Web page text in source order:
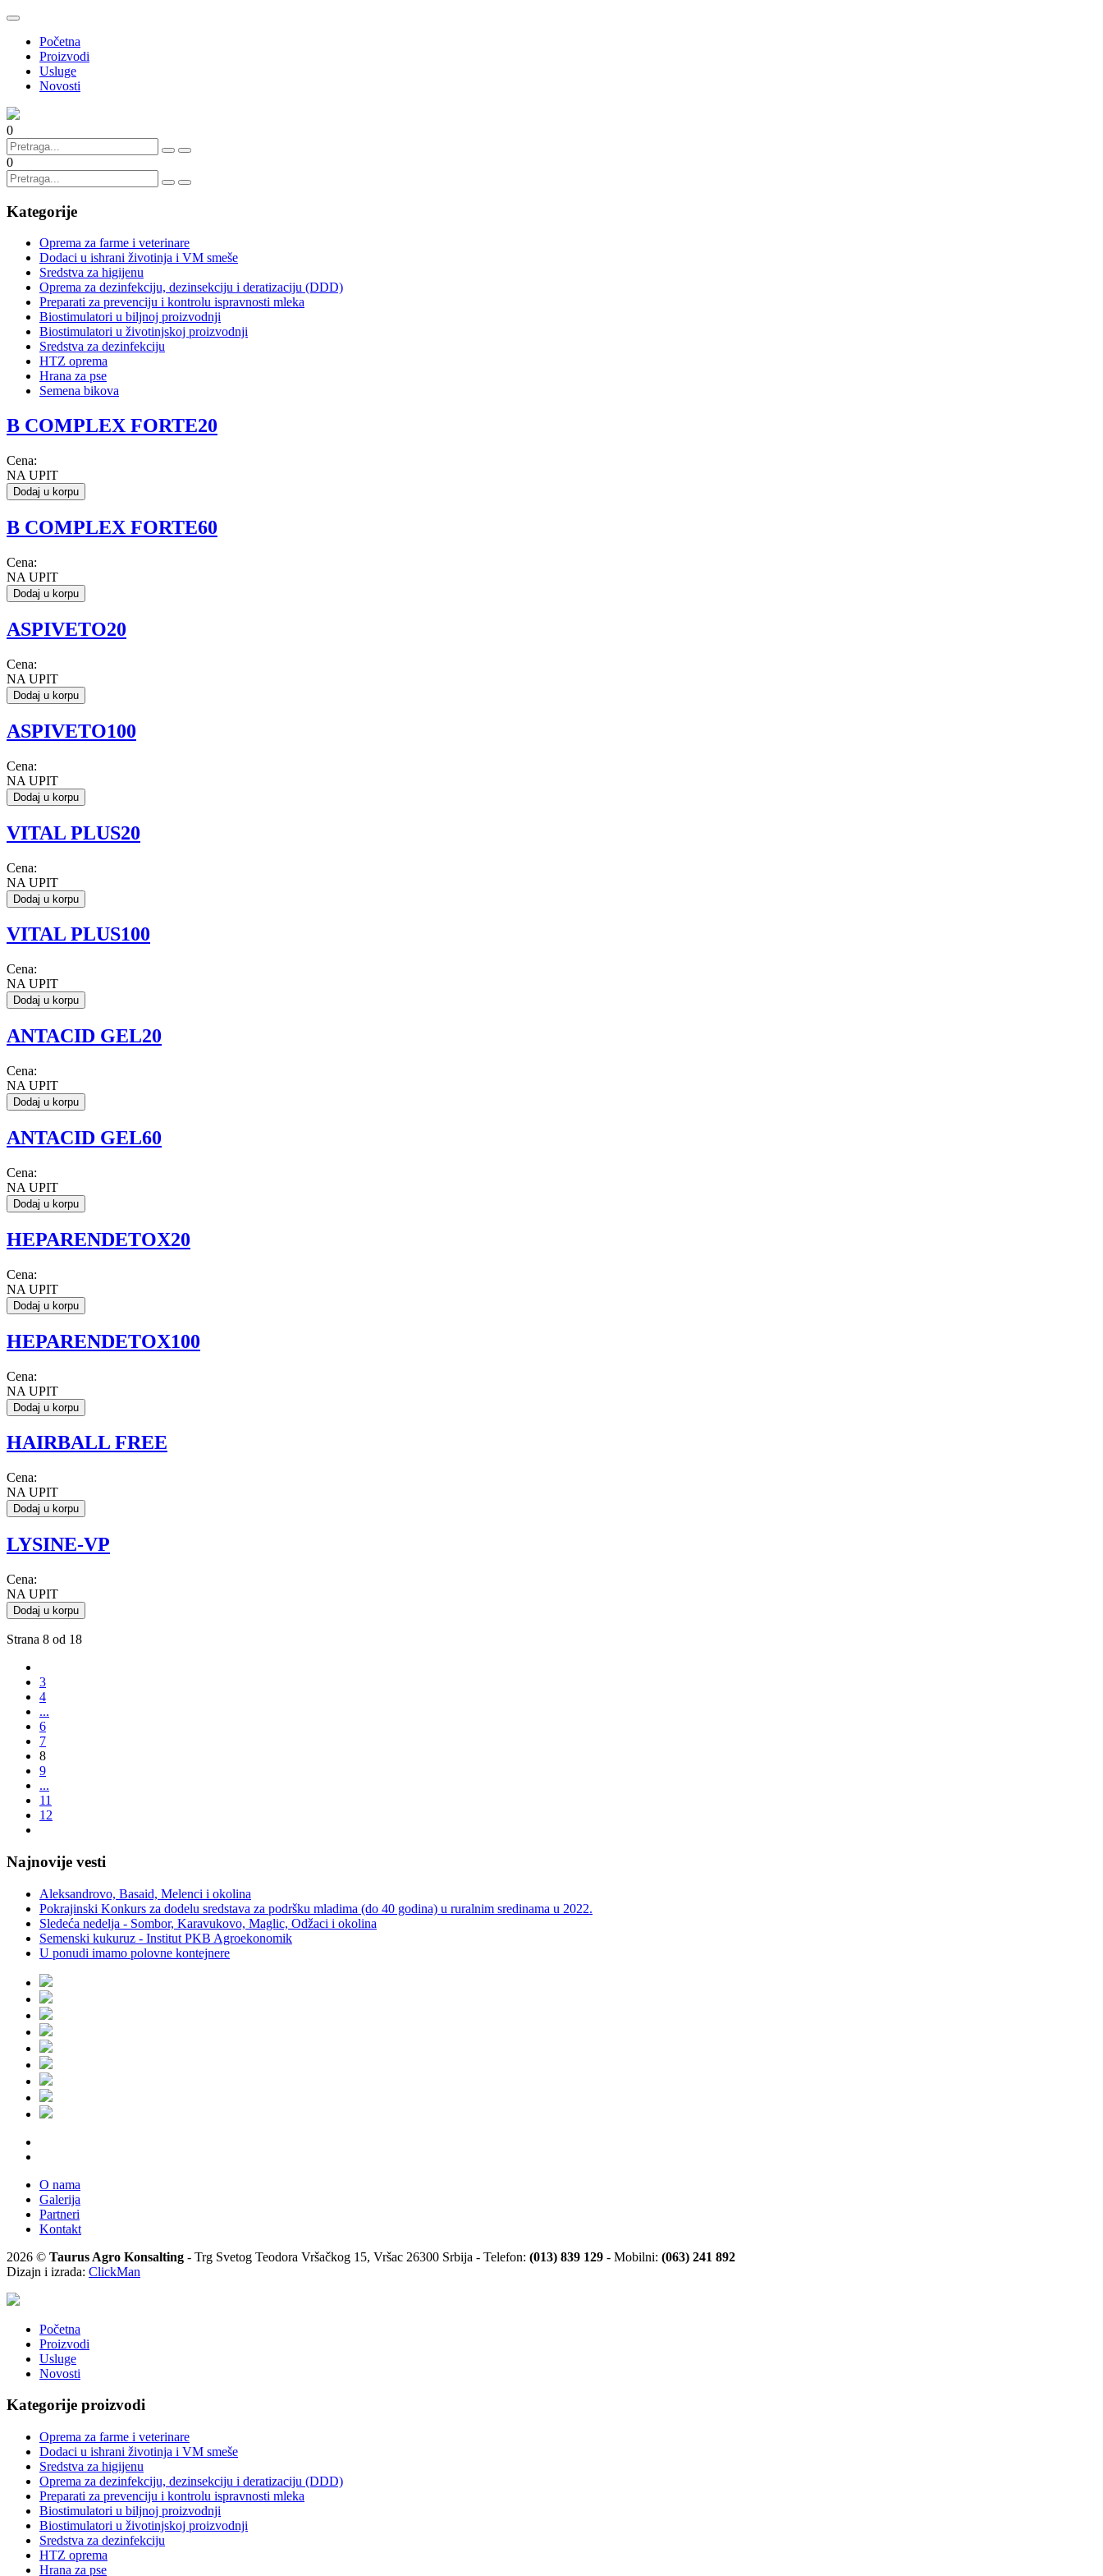
Početna
Proizvodi
Usluge
Novosti
0
0
Kategorije
Oprema za farme i veterinare
Dodaci u ishrani životinja i VM smeše
Sredstva za higijenu
Oprema za dezinfekciju, dezinsekciju i deratizaciju (DDD)
Preparati za prevenciju i kontrolu ispravnosti mleka
Biostimulatori u biljnoj proizvodnji
Biostimulatori u životinjskoj proizvodnji
Sredstva za dezinfekciju
HTZ oprema
Hrana za pse
Semena bikova
B COMPLEX FORTE20
Cena:
NA UPIT
Dodaj u korpu
B COMPLEX FORTE60
Cena:
NA UPIT
Dodaj u korpu
ASPIVETO20
Cena:
NA UPIT
Dodaj u korpu
ASPIVETO100
Cena:
NA UPIT
Dodaj u korpu
VITAL PLUS20
Cena:
NA UPIT
Dodaj u korpu
VITAL PLUS100
Cena:
NA UPIT
Dodaj u korpu
ANTACID GEL20
Cena:
NA UPIT
Dodaj u korpu
ANTACID GEL60
Cena:
NA UPIT
Dodaj u korpu
HEPARENDETOX20
Cena:
NA UPIT
Dodaj u korpu
HEPARENDETOX100
Cena:
NA UPIT
Dodaj u korpu
HAIRBALL FREE
Cena:
NA UPIT
Dodaj u korpu
LYSINE-VP
Cena:
NA UPIT
Dodaj u korpu
Strana 8 od 18
3
4
...
6
7
8
9
...
11
12
Najnovije vesti
Aleksandrovo, Basaid, Melenci i okolina
Pokrajinski Konkurs za dodelu sredstava za podršku mladima (do 40 godina) u ruralnim sredinama u 2022.
Sledeća nedelja - Sombor, Karavukovo, Maglic, Odžaci i okolina
Semenski kukuruz - Institut PKB Agroekonomik
U ponudi imamo polovne kontejnere
O nama
Galerija
Partneri
Kontakt
2026 © Taurus Agro Konsalting - Trg Svetog Teodora Vršačkog 15, Vršac 26300 Srbija - Telefon: (013) 839 129 - Mobilni: (063) 241 892
Dizajn i izrada: ClickMan
Početna
Proizvodi
Usluge
Novosti
Kategorije proizvodi
Oprema za farme i veterinare
Dodaci u ishrani životinja i VM smeše
Sredstva za higijenu
Oprema za dezinfekciju, dezinsekciju i deratizaciju (DDD)
Preparati za prevenciju i kontrolu ispravnosti mleka
Biostimulatori u biljnoj proizvodnji
Biostimulatori u životinjskoj proizvodnji
Sredstva za dezinfekciju
HTZ oprema
Hrana za pse